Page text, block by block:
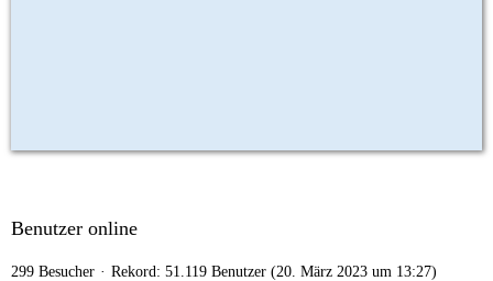
Benutzer online
299 Besucher Rekord: 51.119 Benutzer (20. März 2023 um 13:27)